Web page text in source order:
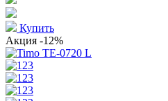
Купить
Акция -12%